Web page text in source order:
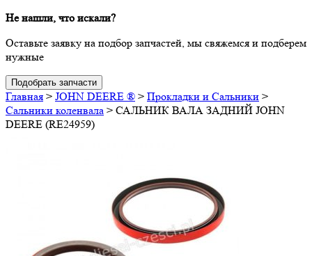
Не нашли, что искали?
Оставьте заявку на подбор запчастей, мы свяжемся и подберем
нужные
Подобрать запчасти
Главная > JOHN DEERE ® > Прокладки и Сальники >
Сальники коленвала > САЛЬНИК ВАЛА ЗАДНИЙ JOHN
DEERE (RE24959)